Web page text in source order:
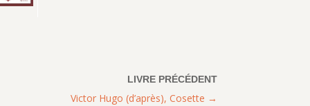
Victor Hugo (d’après), Cosette